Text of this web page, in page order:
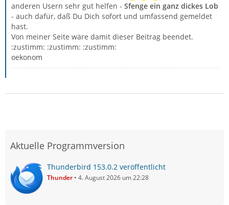
anderen Usern sehr gut helfen - Sfenge ein ganz dickes Lob
- auch dafür, daß Du Dich sofort und umfassend gemeldet
hast.
Von meiner Seite wäre damit dieser Beitrag beendet.
:zustimm: :zustimm: :zustimm:
oekonom
Aktuelle Programmversion
Thunderbird 153.0.2 veröffentlicht
Thunder 4. August 2026 um 22:28